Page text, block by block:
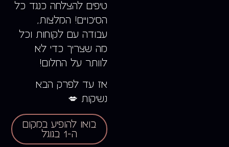
טיפים להצלחה כנגד כל
הסיכויים! המלצות,
עבודה עם לקוחות וכל
מה שצריך כדי לא
לוותר על החלום!
אז עד לפרק הבא
נשיקות 💋
בואו להופיע במקום
ה-1 בגוגל